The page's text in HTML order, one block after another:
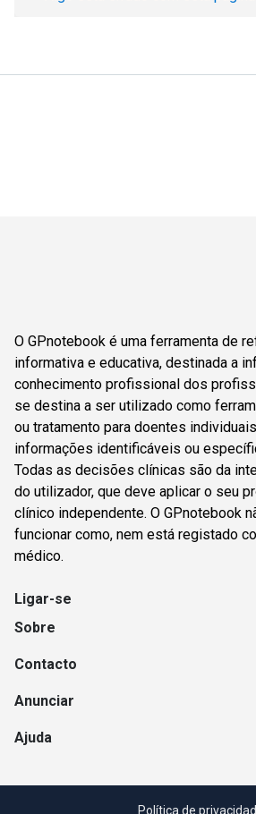
O GPnotebook é uma ferramenta de
informativa e educativa, destinada a
conhecimento profissional dos
se destina a ser utilizado como
ou tratamento para doentes
informações identificáveis ou
Todas as decisões clínicas são da
do utilizador, que deve aplicar o seu
clínico independente. O GPnotebook
funcionar como, nem está registado
médico.
Ligar-se
Sobre
Contacto
Anunciar
Ajuda
Política de